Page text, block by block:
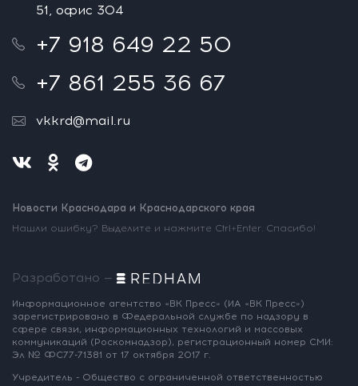
51, офис 304
+7 918 649 22 50
+7 861 255 36 67
vkkrd@mail.ru
Новости Краснодара и Краснодарского края
Нашли ошибку? Выделите и нажмите Ctrl+Enter. Спасибо!
Разработано —
Информационное агентство «ВК Пресс» (ИА «ВК Пресс»)
зарегистрировано в Федеральной службе по надзору в
сфере связи, информационных технологий и массовых
коммуникаций (Роскомнадзор), регистрационный номер СМИ:
Эл № ФС77-71381 от 17 октября 2017 г.
Учредитель - Общество с ограниченной ответственностью